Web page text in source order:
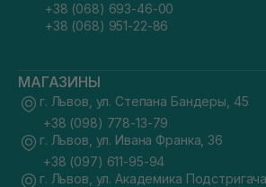
+38 (068) 693-46-00
+38 (068) 951-22-86
МАГАЗИНЫ
г. Львов, ул. Степана Бандеры, 45
+38 (098) 778-13-79
г. Львов, ул. Ивана Франка, 36
+38 (097) 611-95-94
г. Львов, ул. Академика